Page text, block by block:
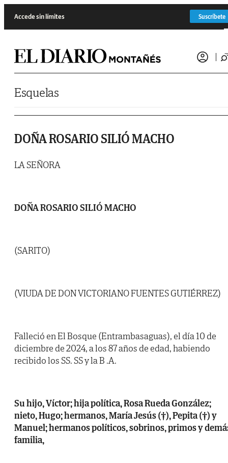
Accede sin límites Suscríbete
Esquelas
DOÑA ROSARIO SILIÓ MACHO
LA SEÑORA
DOÑA ROSARIO SILIÓ MACHO
(SARITO)
(VIUDA DE DON VICTORIANO FUENTES GUTIÉRREZ)
Falleció en El Bosque (Entrambasaguas), el día 10 de
diciembre de 2024, a los 87 años de edad, habiendo
recibido los SS. SS y la B .A.
Su hijo, Víctor; hija política, Rosa Rueda González;
nieto, Hugo; hermanos, María Jesús (†), Pepita (†) y
Manuel; hermanos políticos, sobrinos, primos y
familia,